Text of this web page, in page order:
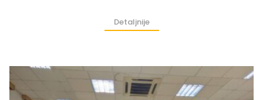
Detaljnije